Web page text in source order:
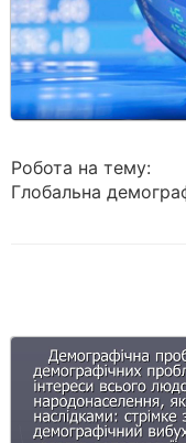
Робота на тему:
Глобальна